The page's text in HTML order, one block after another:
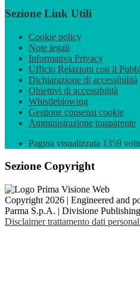
Sezione Link Utili
Cookie policy
Note legali
Informativa Privacy
Ufficio Relazioni con il
Dichiarazione di accessibilità
Obiettivi di accessibilità
Whistleblowing
Gestione consensi cookie
Amministrazione trasparente
Pagina visualizzata 1359
Sezione Copyright
Copyright 2026 | Engineered and
Parma S.p.A. | Divisione
Disclaimer trattamento dati